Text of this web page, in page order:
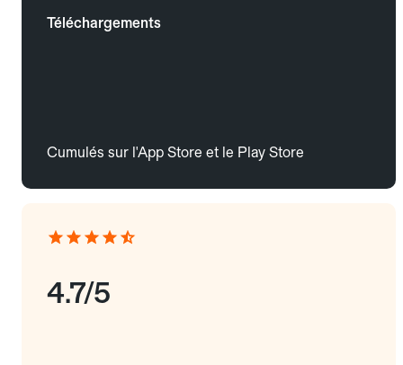
Téléchargements
Cumulés sur l'App Store et le Play Store
4.7/5